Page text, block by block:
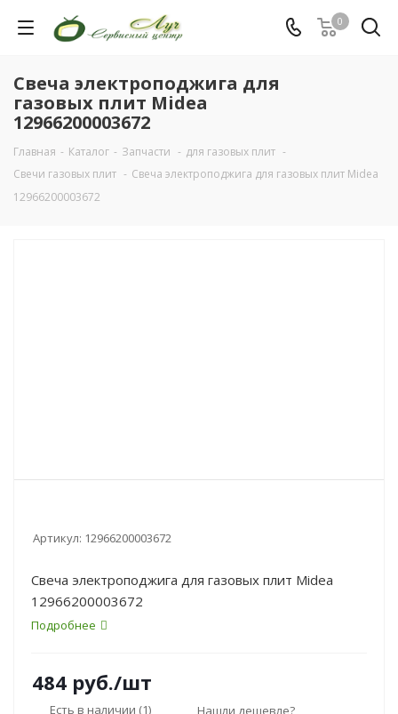
0
Свеча электроподжига для
газовых плит Midea
12966200003672
Главная - Каталог - Запчасти - для газовых плит -
Свечи газовых плит - Свеча электроподжига для газовых плит Midea
12966200003672
Артикул: 12966200003672
Свеча электроподжига для газовых плит Midea
12966200003672
Подробнее
484 руб./шт
Есть в наличии (1) Нашли дешевле?